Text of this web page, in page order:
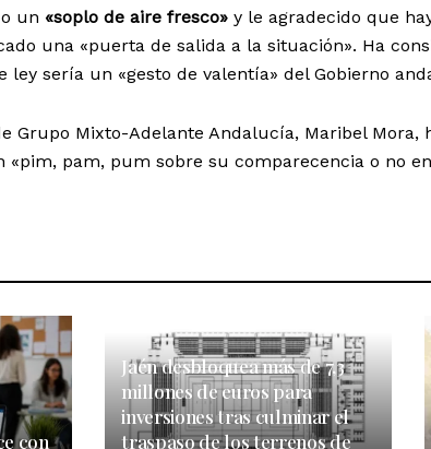
un «soplo de aire fresco» y le agradecido que
una «puerta de salida a la situación». Ha
ley sería un «gesto de valentía» del Gobierno
Grupo Mixto-Adelante Andalucía, Maribel Mora,
«pim, pam, pum sobre su comparecencia o no
con
Jaén desbloquea más de 7,3
millones de euros para
inversiones tras culminar el
traspaso de los terrenos de